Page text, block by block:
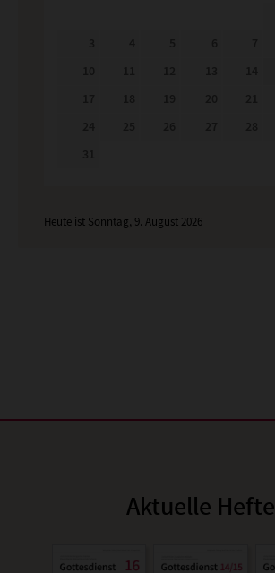
Heute ist Sonntag, 9. August 2026
Aktuelle Hefte